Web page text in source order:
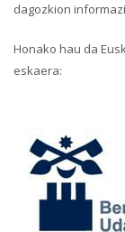
dagozkion
Honako hau da
eskaera: